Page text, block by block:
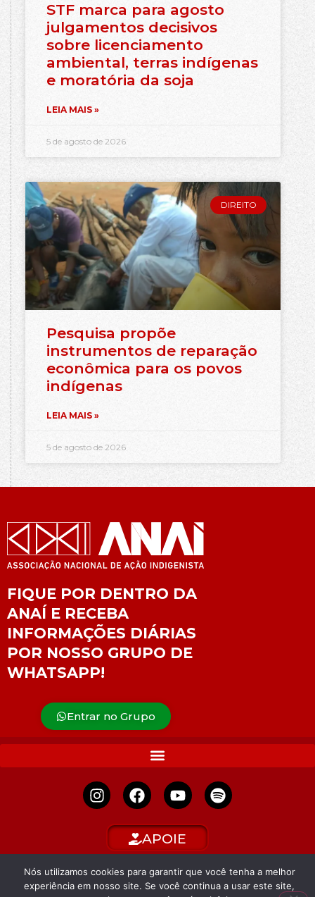
STF marca para agosto
julgamentos decisivos
sobre licenciamento
ambiental, terras indígenas
e moratória da soja
LEIA MAIS »
5 de agosto de 2026
DIREITO
Pesquisa propõe
instrumentos de reparação
econômica para os povos
indígenas
LEIA MAIS »
5 de agosto de 2026
FIQUE POR DENTRO DA
ANAÍ E RECEBA
INFORMAÇÕES DIÁRIAS
POR NOSSO GRUPO DE
WHATSAPP!
Entrar no Grupo
APOIE
Nós utilizamos cookies para garantir que você tenha a melhor
experiência em nosso site. Se você continua a usar este site,